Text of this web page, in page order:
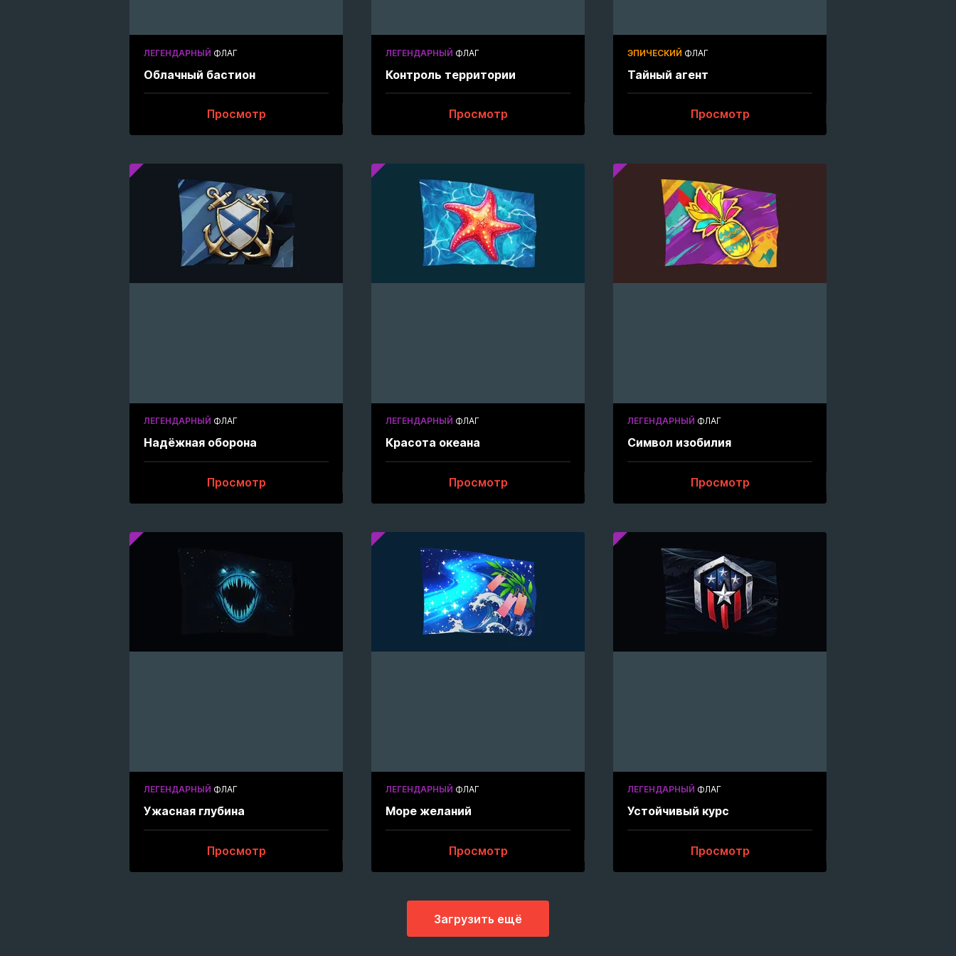
ЛЕГЕНДАРНЫЙ ФЛАГ
Облачный бастион
Просмотр
ЛЕГЕНДАРНЫЙ ФЛАГ
Контроль территории
Просмотр
ЭПИЧЕСКИЙ ФЛАГ
Тайный агент
Просмотр
ЛЕГЕНДАРНЫЙ ФЛАГ
Надёжная оборона
Просмотр
ЛЕГЕНДАРНЫЙ ФЛАГ
Красота океана
Просмотр
ЛЕГЕНДАРНЫЙ ФЛАГ
Символ изобилия
Просмотр
ЛЕГЕНДАРНЫЙ ФЛАГ
Ужасная глубина
Просмотр
ЛЕГЕНДАРНЫЙ ФЛАГ
Море желаний
Просмотр
ЛЕГЕНДАРНЫЙ ФЛАГ
Устойчивый курс
Просмотр
Загрузить ещё